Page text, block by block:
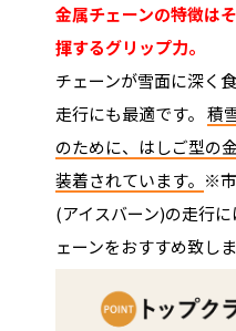
金属チェーンの特徴は
揮するグリップ力。
チェーンが雪面に深く
走行にも最適です。 積
のために、はしご型の
装着されています。 ※
(アイスバーン)の走行
ェーンをおすすめ致しま